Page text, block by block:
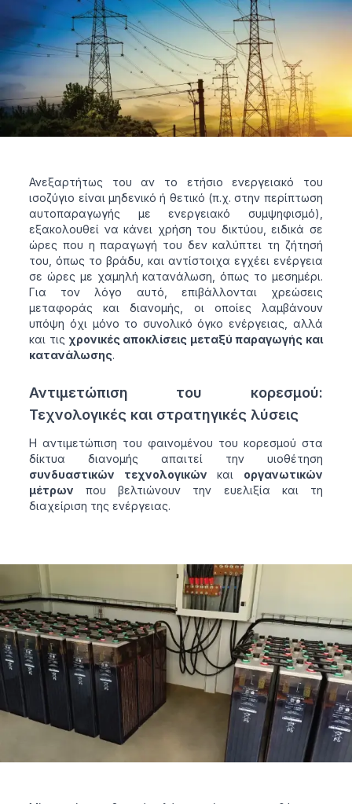
Ανεξαρτήτως του αν το ετήσιο ενεργειακό του
ισοζύγιο είναι μηδενικό ή θετικό (π.χ. στην περίπτωση
αυτοπαραγωγής με ενεργειακό συμψηφισμό),
εξακολουθεί να κάνει χρήση του δικτύου, ειδικά σε
ώρες που η παραγωγή του δεν καλύπτει τη ζήτησή
του, όπως το βράδυ, και αντίστοιχα εγχέει ενέργεια
σε ώρες με χαμηλή κατανάλωση, όπως το μεσημέρι.
Για τον λόγο αυτό, επιβάλλονται χρεώσεις
μεταφοράς και διανομής, οι οποίες λαμβάνουν
υπόψη όχι μόνο το συνολικό όγκο ενέργειας, αλλά
και τις χρονικές αποκλίσεις μεταξύ παραγωγής και
κατανάλωσης.
Αντιμετώπιση του κορεσμού:
Τεχνολογικές και στρατηγικές λύσεις
Η αντιμετώπιση του φαινομένου του κορεσμού στα
δίκτυα διανομής απαιτεί την υιοθέτηση
συνδυαστικών τεχνολογικών και οργανωτικών
μέτρων που βελτιώνουν την ευελιξία και τη
διαχείριση της ενέργειας.